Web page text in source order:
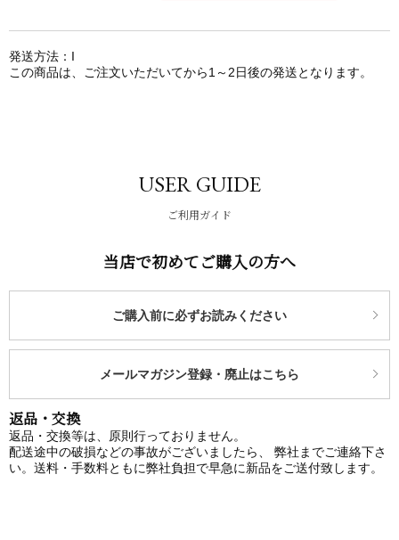
発送方法：I
この商品は、ご注文いただいてから1～2日後の発送となります。
USER GUIDE
ご利用ガイド
当店で初めてご購入の方へ
ご購入前に必ずお読みください
メールマガジン登録・廃止はこちら
返品・交換
返品・交換等は、原則行っておりません。
配送途中の破損などの事故がございましたら、 弊社までご連絡下さ
い。送料・手数料ともに弊社負担で早急に新品をご送付致します。